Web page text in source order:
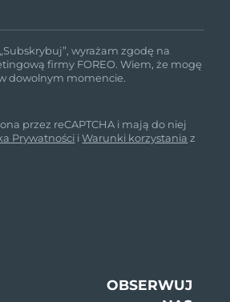
wyrażam zgodę na
firmy FOREO. Wiem, że mogę
dowolnym momencie.
przez reCAPTCHA i mają do niej
Prywatności iWarunki korzystania z
OBSERWUJ